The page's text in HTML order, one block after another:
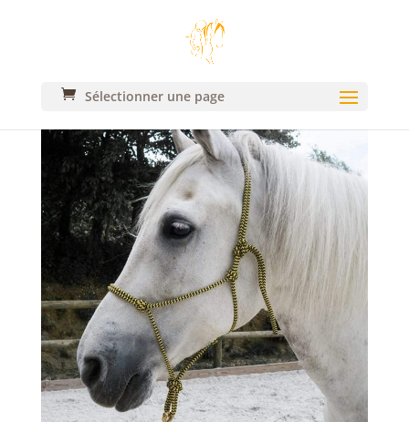
Sélectionner une page